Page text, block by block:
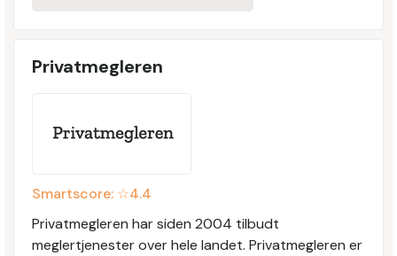
Privatmegleren
Smartscore: ☆4.4
Privatmegleren har siden 2004 tilbudt
meglertjenester over hele landet. Privatmegleren er